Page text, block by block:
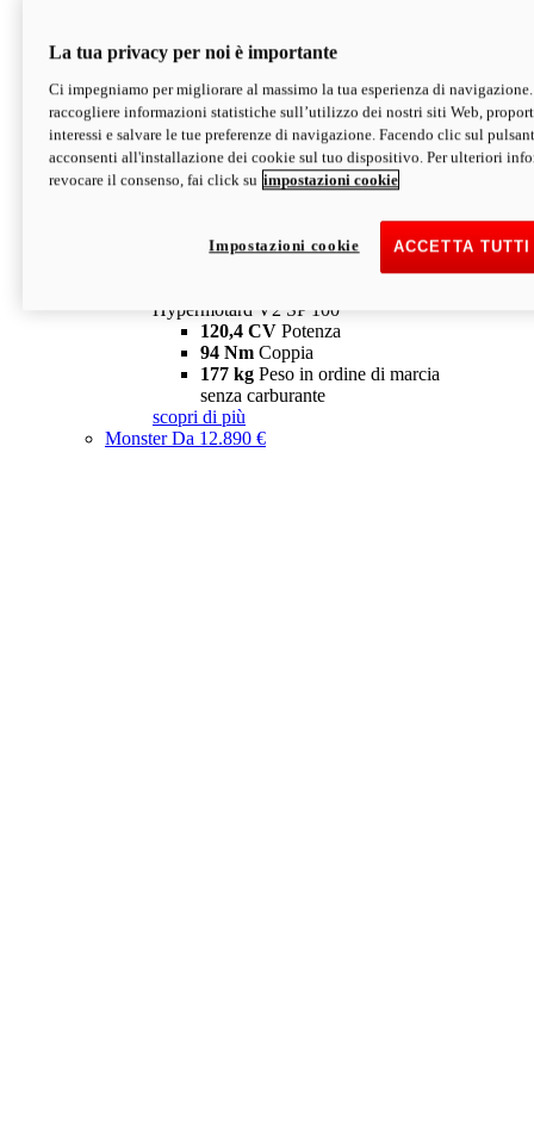
V2 SP
Hypermotard V2 SP
120,4 CVPotenza
94 NmCoppia
177 kgPeso in ordine di marcia
senza carburante
Depotenziata 35 kW: 18.890 € i
configura scopri di più
Hypermotard V2 SP 100
120,4 CV Potenza
94 Nm Coppia
177 kg Peso in ordine di marcia
senza carburante
scopri di più
MonsterDa 12.890 €
La tua privacy per noi è importante
Ci impegniamo per migliorare al massimo la tua esperienza di
raccogliere informazioni statistiche sull’utilizzo dei nostri siti Web,
interessi e salvare le tue preferenze di navigazione. Facendo clic sul
acconsenti all'installazione dei cookie sul tuo dispositivo. Per ulteriori
revocare il consenso, fai click su impostazioni cookie
ACCETTA
Impostazioni cookie